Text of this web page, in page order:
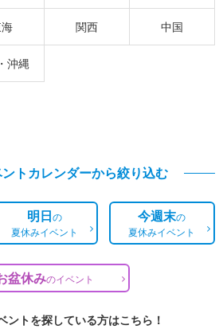
関西 中国
沖縄
トカレンダーから絞り込む
明日の
夏休みイベント
今週末の
夏休みイベント
盆休みのイベント
ントを探している方はこちら！